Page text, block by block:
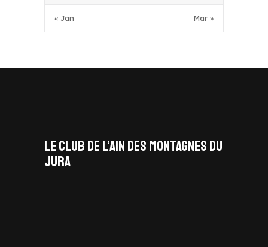
« Jan Mar »
LE CLUB DE L’AIN DES MONTAGNES DU
JURA